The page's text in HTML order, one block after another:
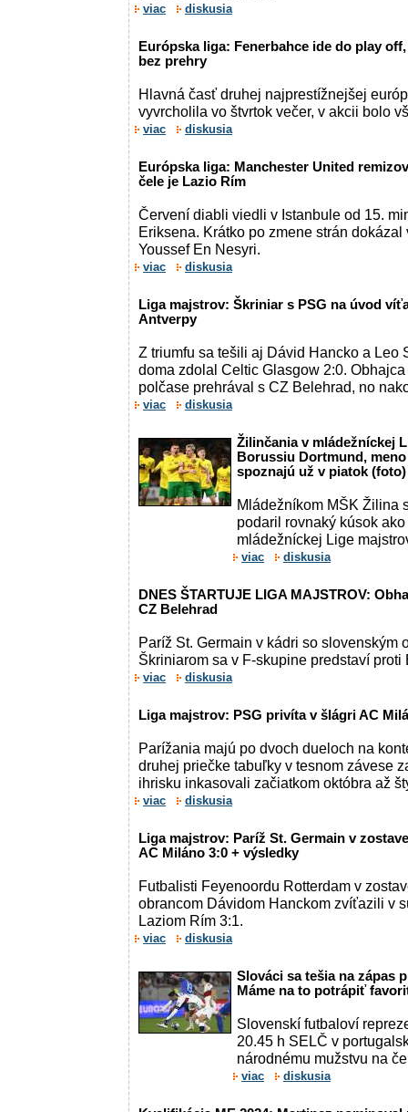
viac diskusia
Európska liga: Fenerbahce ide do play
bez prehry
Hlavná časť druhej najprestížnejšej
vyvrcholila vo štvrtok večer, v akcii bolo
viac diskusia
Európska liga: Manchester United
čele je Lazio Rím
Červení diabli viedli v Istanbule od 15.
Eriksena. Krátko po zmene strán
Youssef En Nesyri.
viac diskusia
Liga majstrov: Škriniar s PSG na úvod
Antverpy
Z triumfu sa tešili aj Dávid Hancko a Leo
doma zdolal Celtic Glasgow 2:0.
polčase prehrával s CZ Belehrad, no
viac diskusia
Žilinčania v mládežníckej
Borussiu Dortmund,
spoznajú už v piatok (foto)
Mládežníkom MŠK Žilina
podaril rovnaký kúsok
mládežníckej Lige
viac diskusia
DNES ŠTARTUJE LIGA MAJSTROV:
CZ Belehrad
Paríž St. Germain v kádri so slovenským
Škriniarom sa v F-skupine predstaví proti
viac diskusia
Liga majstrov: PSG privíta v šlágri AC
Parížania majú po dvoch dueloch na
druhej priečke tabuľky v tesnom závese
ihrisku inkasovali začiatkom októbra až
viac diskusia
Liga majstrov: Paríž St. Germain v
AC Miláno 3:0 + výsledky
Futbalisti Feyenoordu Rotterdam v
obrancom Dávidom Hanckom zvíťazili v
Laziom Rím 3:1.
viac diskusia
Slováci sa tešia na zápas
Máme na to potrápiť
Slovenskí futbaloví
20.45 h SELČ v
národnému mužstvu na
viac diskusia